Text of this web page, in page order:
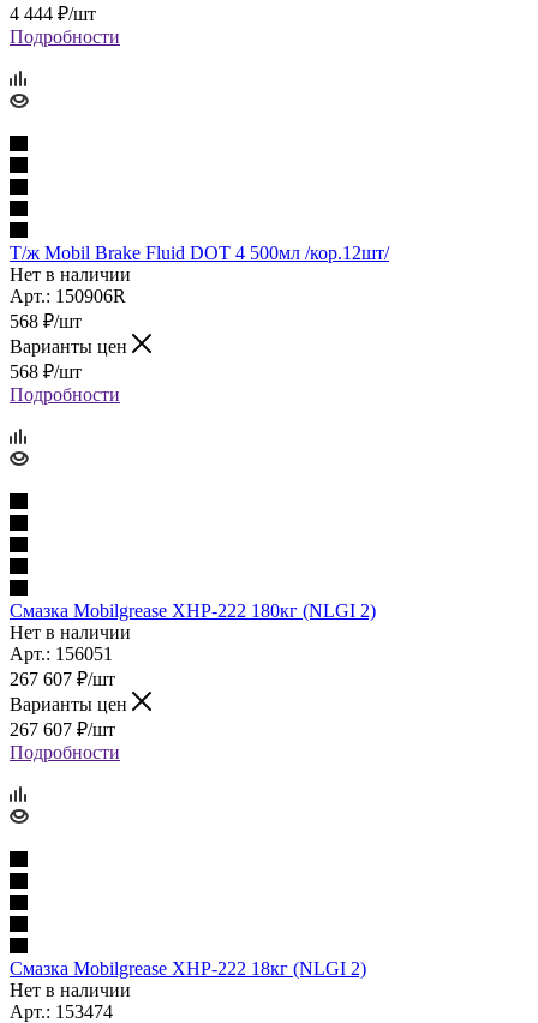
4 444 ₽/шт
Подробности
Т/ж Mobil Brake Fluid DOT 4 500мл /кор.12шт/
Нет в наличии
Арт.: 150906R
568 ₽/шт
Варианты цен
568 ₽/шт
Подробности
Смазка Mobilgrease ХHP-222 180кг (NLGI 2)
Нет в наличии
Арт.: 156051
267 607 ₽/шт
Варианты цен
267 607 ₽/шт
Подробности
Смазка Mobilgrease ХHP-222 18кг (NLGI 2)
Нет в наличии
Арт.: 153474